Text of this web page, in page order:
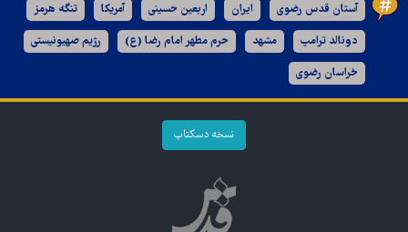
آستان قدس رضوی ایران اربعین حسینی آمریکا تنگه هرمز
دونالد ترامپ مشهد حرم مطهر امام رضا (ع) رژیم صهیونیستی
خراسان رضوی
نسخه دسکتاپ